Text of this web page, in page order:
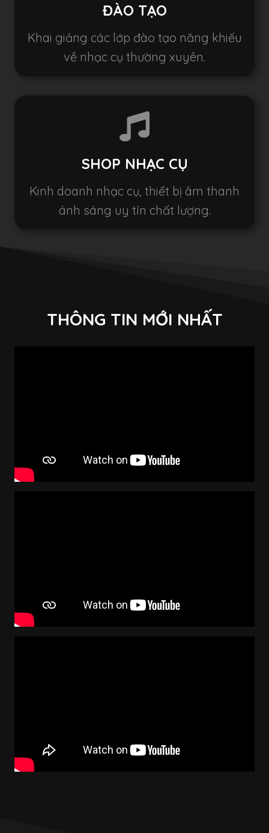
ĐÀO TẠO
Khai giảng các lớp đào tạo năng khiếu
về nhạc cụ thường xuyên.
SHOP NHẠC CỤ
Kinh doanh nhạc cụ, thiết bị âm thanh
ánh sáng uy tín chất lượng.
THÔNG TIN MỚI NHẤT